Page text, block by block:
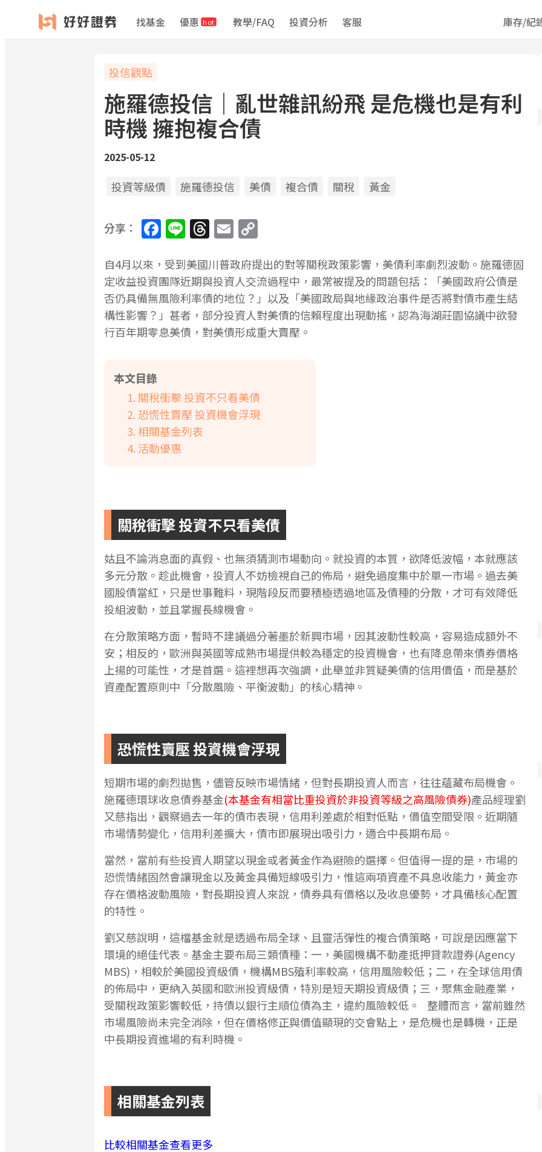
找基金 優惠 hot 教學/FAQ 投資分析 客服 庫存/紀
投信觀點
施羅德投信｜亂世雜訊紛飛 是危機也是有利
時機 擁抱複合債
2025-05-12
投資等級債 施羅德投信 美債 複合債 關稅 黃金
分享： Facebook
LineThreads
Email
自4月以來，受到美國川普政府提出的對等關稅政策影響，美債利率劇烈波動。施羅德固
定收益投資團隊近期與投資人交流過程中，最常被提及的問題包括：「美國政府公債是
否仍具備無風險利率債的地位？」以及「美國政局與地緣政治事件是否將對債市產生結
構性影響？」甚者，部分投資人對美債的信賴程度出現動搖，認為海湖莊園協議中欲發
行百年期零息美債，對美債形成重大賣壓。
本文目錄
關稅衝擊 投資不只看美債
恐慌性賣壓 投資機會浮現
相關基金列表
活動優惠
關稅衝擊 投資不只看美債
姑且不論消息面的真假、也無須猜測市場動向。就投資的本質，欲降低波幅，本就應該
多元分散。趁此機會，投資人不妨檢視自己的佈局，避免過度集中於單一市場。過去美
國股債當紅，只是世事難料，現階段反而要積極透過地區及債種的分散，才可有效降低
投組波動，並且掌握長線機會。
在分散策略方面，暫時不建議過分著墨於新興市場，因其波動性較高，容易造成額外不
安；相反的，歐洲與英國等成熟市場提供較為穩定的投資機會，也有降息帶來債券價格
上揚的可能性，才是首選。這裡想再次強調，此舉並非質疑美債的信用價值，而是基於
資產配置原則中「分散風險、平衡波動」的核心精神。
恐慌性賣壓 投資機會浮現
短期市場的劇烈拋售，儘管反映市場情緒，但對長期投資人而言，往往蘊藏布局機會。
施羅德環球收息債券基金(本基金有相當比重投資於非投資等級之高風險債券)產品經理劉
又慈指出，觀察過去一年的債市表現，信用利差處於相對低點，價值空間受限。近期隨
市場情勢變化，信用利差擴大，債市即展現出吸引力，適合中長期布局。
當然，當前有些投資人期望以現金或者黃金作為避險的選擇。但值得一提的是，市場的
恐慌情緒固然會讓現金以及黃金具備短線吸引力，惟這兩項資產不具息收能力，黃金亦
存在價格波動風險，對長期投資人來說，債券具有價格以及收息優勢，才具備核心配置
的特性。
劉又慈說明，這檔基金就是透過布局全球、且靈活彈性的複合債策略，可說是因應當下
環境的絕佳代表。基金主要布局三類債種：一，美國機構不動產抵押貸款證券(Agency
MBS)，相較於美國投資級債，機構MBS殖利率較高，信用風險較低；二，在全球信用債
的佈局中，更納入英國和歐洲投資級債，特別是短天期投資級債；三，聚焦金融產業，
受關稅政策影響較低，持債以銀行主順位債為主，違約風險較低。 整體而言，當前雖然
市場風險尚未完全消除，但在價格修正與價值顯現的交會點上，是危機也是轉機，正是
中長期投資進場的有利時機。
相關基金列表
比較相關基金查看更多